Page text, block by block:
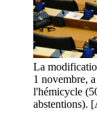
La
1 novembre,
l'hémicycle
abstentions).